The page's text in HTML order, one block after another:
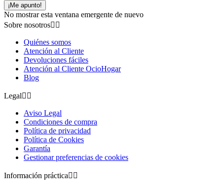
¡Me apunto!
No mostrar esta ventana emergente de nuevo
Sobre nosotros 
Quiénes somos
Atención al Cliente
Devoluciones fáciles
Atención al Cliente OcioHogar
Blog
Legal 
Aviso Legal
Condiciones de compra
Política de privacidad
Política de Cookies
Garantía
Gestionar preferencias de cookies
Información práctica 